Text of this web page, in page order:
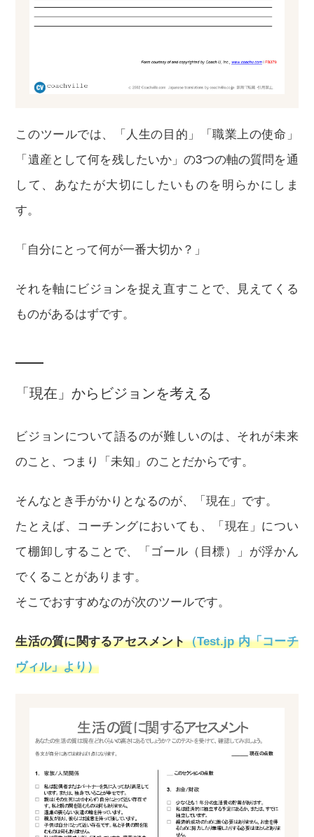
このツールでは、「人生の目的」「職業上の使命」
「遺産として何を残したいか」の3つの軸の質問を通
して、あなたが大切にしたいものを明らかにしま
す。
「自分にとって何が一番大切か？」
それを軸にビジョンを捉え直すことで、見えてくる
ものがあるはずです。
「現在」からビジョンを考える
ビジョンについて語るのが難しいのは、それが未来
のこと、つまり「未知」のことだからです。
そんなとき手がかりとなるのが、「現在」です。
たとえば、コーチングにおいても、「現在」につい
て棚卸しすることで、「ゴール（目標）」が浮かん
でくることがあります。
そこでおすすめなのが次のツールです。
生活の質に関するアセスメント（Test.jp 内「コーチ
ヴィル」より）